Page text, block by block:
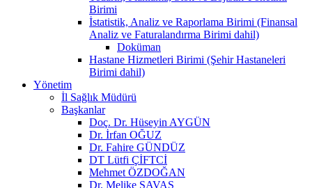
Birimi
İstatistik, Analiz ve Raporlama Birimi (Finansal
Analiz ve Faturalandırma Birimi dahil)
Doküman
Hastane Hizmetleri Birimi (Şehir Hastaneleri
Birimi dahil)
Yönetim
İl Sağlık Müdürü
Başkanlar
Doç. Dr. Hüseyin AYGÜN
Dr. İrfan OĞUZ
Dr. Fahire GÜNDÜZ
DT Lütfi ÇİFTCİ
Mehmet ÖZDOĞAN
Dr. Melike SAVAŞ